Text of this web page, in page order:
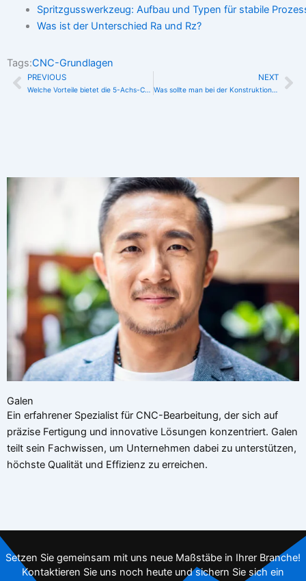
Spritzgusswerkzeug: Aufbau und Typen für stabile
Was ist der Unterschied Ra und Rz?
Tags:CNC-Grundlagen
Zurück
PREVIOUS
Welche Vorteile bietet die 5-Achs-CNC-Bearbeitung?
NEXT
Was sollte man bei der Konstruktion von CNC-Teilen beachten?
Galen
Ein erfahrener Spezialist für CNC-Bearbeitung, der sich auf
präzise Fertigung und innovative Lösungen konzentriert. Galen
teilt sein Fachwissen, um Unternehmen dabei zu unterstützen,
höchste Qualität und Effizienz zu erreichen.
Setzen Sie gemeinsam mit uns neue Maßstäbe in Ihrer Branche!
Kontaktieren Sie uns noch heute und sichern Sie sich ein